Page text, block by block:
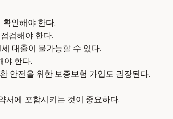
인해야 한다.
검해야 한다.
대출이 불가능할 수 있다.
야 한다.
안전을 위한 보증보험 가입도 권장된다.
서에 포함시키는 것이 중요하다.